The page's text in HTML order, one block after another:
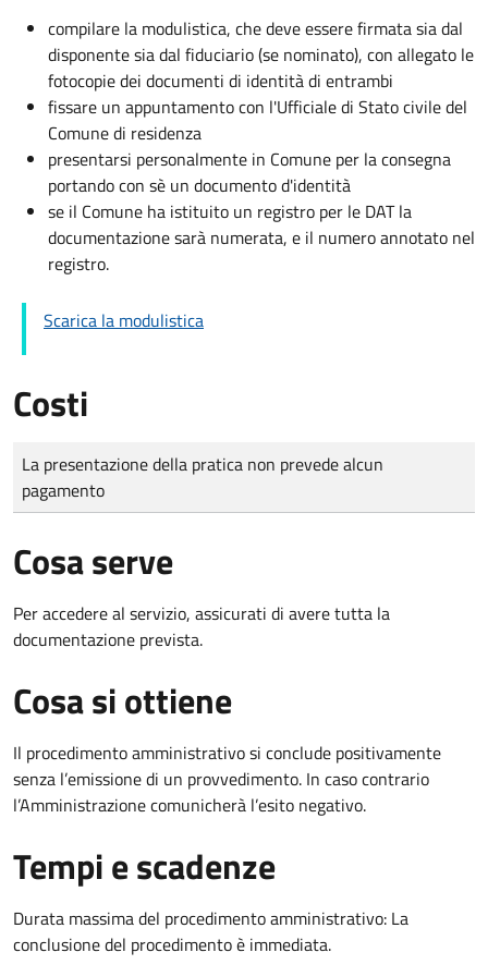
compilare la modulistica, che deve essere firmata sia dal
disponente sia dal fiduciario (se nominato), con allegato le
fotocopie dei documenti di identità di entrambi
fissare un appuntamento con l'Ufficiale di Stato civile del
Comune di residenza
presentarsi personalmente in Comune per la consegna
portando con sè un documento d'identità
se il Comune ha istituito un registro per le DAT la
documentazione sarà numerata, e il numero annotato nel
registro.
Scarica la modulistica
Costi
Tipo di pagamento
Importo
La presentazione della pratica non prevede alcun
pagamento
Cosa serve
Per accedere al servizio, assicurati di avere tutta la
documentazione prevista.
Cosa si ottiene
Il procedimento amministrativo si conclude positivamente
senza l’emissione di un provvedimento. In caso contrario
l’Amministrazione comunicherà l’esito negativo.
Tempi e scadenze
Durata massima del procedimento amministrativo: La
conclusione del procedimento è immediata.